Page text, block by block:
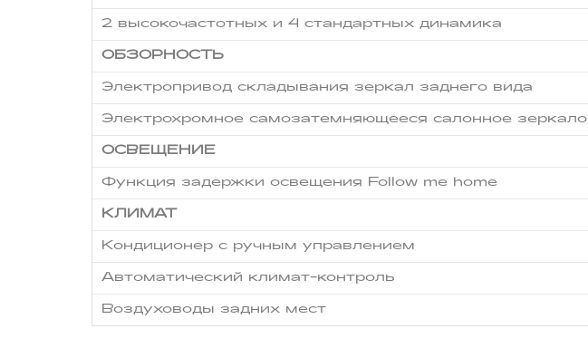
2 высокочастотных и 4 стандартных динамика
ОБЗОРНОСТЬ
Электропривод складывания зеркал заднего вида
Электрохромное самозатемняющееся салонное зеркало
ОСВЕЩЕНИЕ
Функция задержки освещения Follow me home
КЛИМАТ
Кондиционер с ручным управлением
Автоматический климат-контроль
Воздуховоды задних мест